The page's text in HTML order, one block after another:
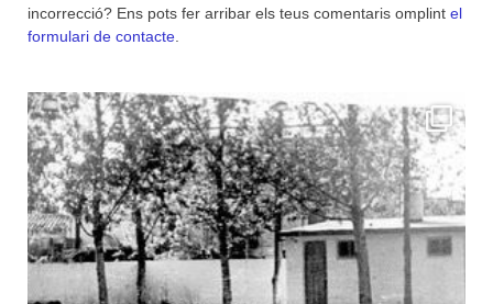
incorrecció? Ens pots fer arribar els teus comentaris omplint el
formulari de contacte